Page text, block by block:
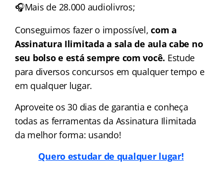
🎧Mais de 28.000 audiolivros;
Conseguimos fazer o impossível,com a
Assinatura Ilimitada a sala de aula cabe no
seu bolso e está sempre com você. Estude
para diversos concursos em qualquer tempo e
em qualquer lugar.
Aproveite os 30 dias de garantia e conheça
todas as ferramentas da Assinatura Ilimitada
da melhor forma: usando!
Quero estudar de qualquer lugar!